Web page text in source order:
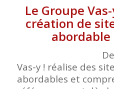
Le Groupe
création de
abordable
Vas-y ! réalise des
abordables et